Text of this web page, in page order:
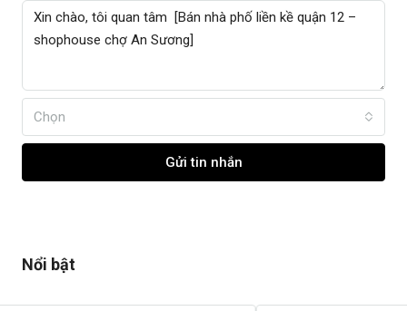
Chọn
Gửi tin nhắn
Nổi bật